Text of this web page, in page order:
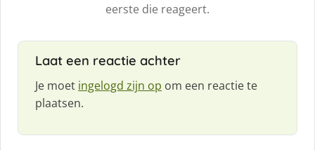
eerste die reageert.
Laat een reactie achter
Je moet ingelogd zijn op om een reactie te
plaatsen.